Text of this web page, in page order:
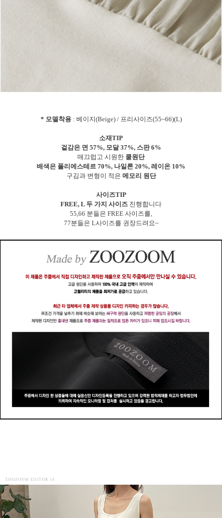
* 모델착용: 베이지(Beige) / 프리사이즈(55~66)(L)
소재TIP
겉감은 면 57%, 모달 37%, 스판 6%
매끄럽고 시원한 쿨원단
배색은 폴리에스테르 70%, 나일론 20%, 레이온 10%
구김과 변형이 적은 메모리 원단
사이즈TIP
FREE, L 두 가지 사이즈 진행합니다
55,66 분들은 FREE 사이즈를,
77분들은 L사이즈를 권장드려요~